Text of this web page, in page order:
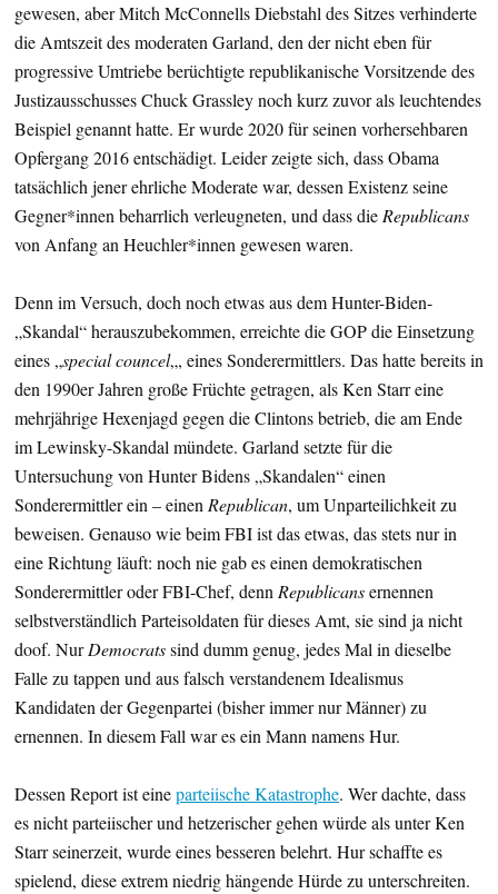
gewesen, aber Mitch McConnells Diebstahl des Sitzes verhinderte
die Amtszeit des moderaten Garland, den der nicht eben für
progressive Umtriebe berüchtigte republikanische Vorsitzende des
Justizausschusses Chuck Grassley noch kurz zuvor als leuchtendes
Beispiel genannt hatte. Er wurde 2020 für seinen vorhersehbaren
Opfergang 2016 entschädigt. Leider zeigte sich, dass Obama
tatsächlich jener ehrliche Moderate war, dessen Existenz seine
Gegner*innen beharrlich verleugneten, und dass die Republicans
von Anfang an Heuchler*innen gewesen waren.
Denn im Versuch, doch noch etwas aus dem Hunter-Biden-
„Skandal“ herauszubekommen, erreichte die GOP die Einsetzung
eines „special councel„, eines Sonderermittlers. Das hatte bereits in
den 1990er Jahren große Früchte getragen, als Ken Starr eine
mehrjährige Hexenjagd gegen die Clintons betrieb, die am Ende
im Lewinsky-Skandal mündete. Garland setzte für die
Untersuchung von Hunter Bidens „Skandalen“ einen
Sonderermittler ein – einen Republican, um Unparteilichkeit zu
beweisen. Genauso wie beim FBI ist das etwas, das stets nur in
eine Richtung läuft: noch nie gab es einen demokratischen
Sonderermittler oder FBI-Chef, denn Republicansernennen
selbstverständlich Parteisoldaten für dieses Amt, sie sind ja nicht
doof. NurDemocratssind dumm genug, jedes Mal in dieselbe
Falle zu tappen und aus falsch verstandenem Idealismus
Kandidaten der Gegenpartei (bisher immer nur Männer) zu
ernennen. In diesem Fall war es ein Mann namens Hur.
Dessen Report ist eineparteiische Katastrophe. Wer dachte, dass
es nicht parteiischer und hetzerischer gehen würde als unter Ken
Starr seinerzeit, wurde eines besseren belehrt. Hur schaffte es
spielend, diese extrem niedrig hängende Hürde zu unterschreiten.